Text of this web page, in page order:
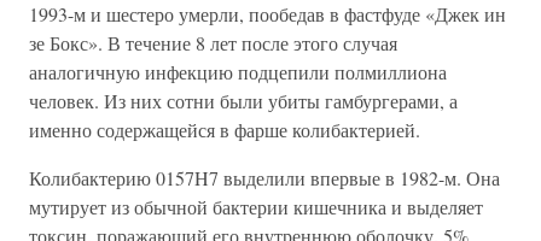
1993-м и шестеро умерли, пообедав в фастфуде «Джек ин
зе Бокс». В течение 8 лет после этого случая
аналогичную инфекцию подцепили полмиллиона
человек. Из них сотни были убиты гамбургерами, а
именно содержащейся в фарше колибактерией.
Колибактерию 0157H7 выделили впервые в 1982-м. Она
мутирует из обычной бактерии кишечника и выделяет
токсин, поражающий его внутреннюю оболочку. 5%